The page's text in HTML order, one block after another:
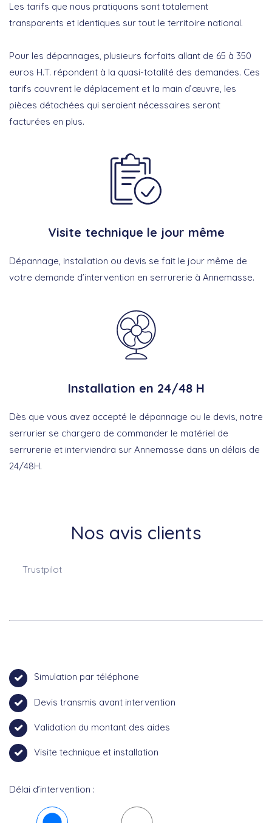
Les tarifs que nous pratiquons sont totalement
transparents et identiques sur tout le territoire national.
Pour les dépannages, plusieurs forfaits allant de 65 à 350
euros H.T. répondent à la quasi-totalité des demandes. Ces
tarifs couvrent le déplacement et la main d’œuvre, les
pièces détachées qui seraient nécessaires seront
facturées en plus.
Visite technique le jour même
Dépannage, installation ou devis se fait le jour même de
votre demande d’intervention en serrurerie à Annemasse.
Installation en 24/48 H
Dès que vous avez accepté le dépannage ou le devis, notre
serrurier se chargera de commander le matériel de
serrurerie et interviendra sur Annemasse dans un délais de
24/48H.
Nos avis clients
Trustpilot
Simulation par téléphone
Devis transmis avant intervention
Validation du montant des aides
Visite technique et installation
Délai d’intervention :